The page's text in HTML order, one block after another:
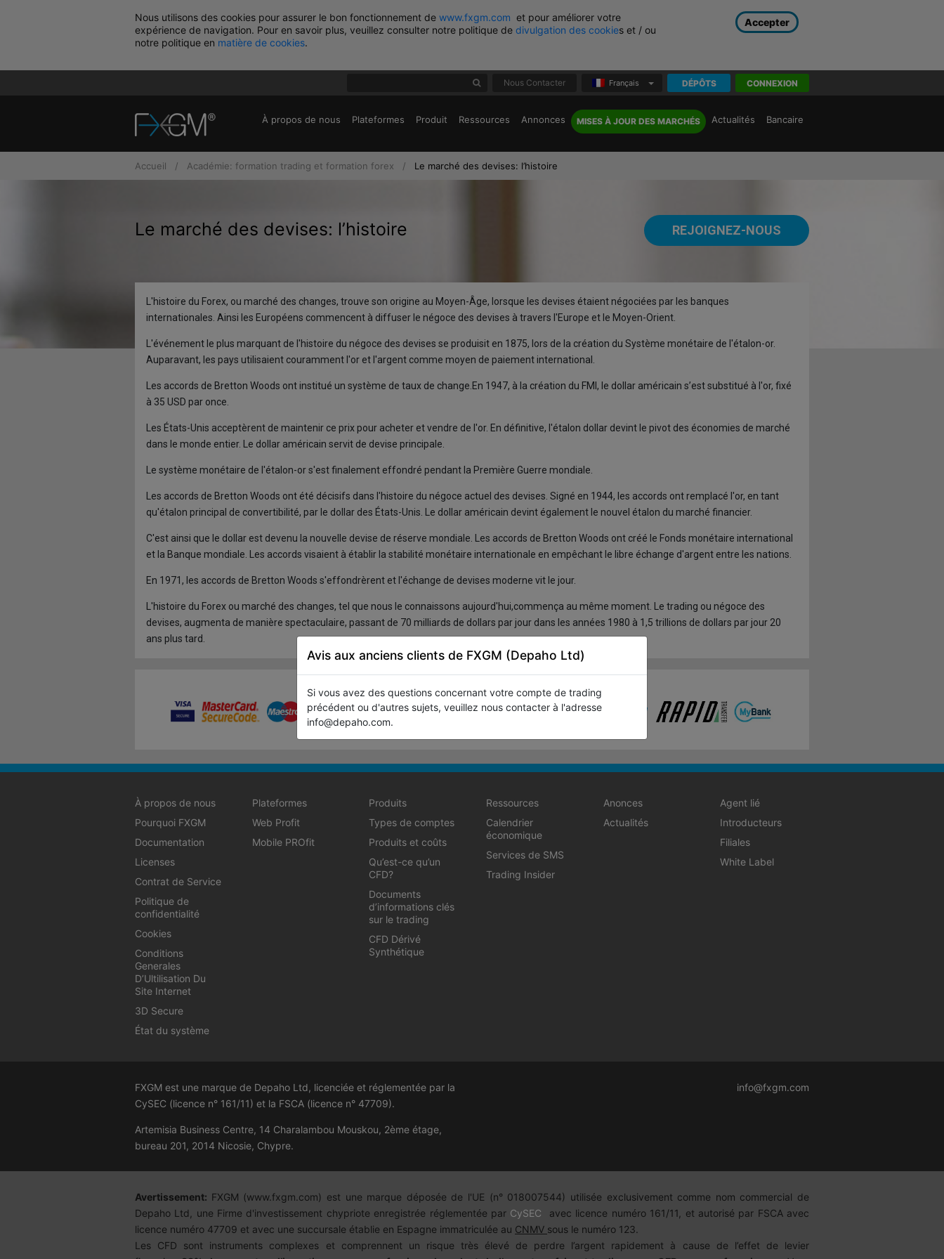
Avis aux anciens clients de FXGM (Depaho Ltd)
Si vous avez des questions concernant votre compte de trading
précédent ou d'autres sujets, veuillez nous contacter à l'adresse
info@depaho.com.
Nous utilisons des cookies pour assurer le bon fonctionnement de www.fxgm.com et pour améliorer votre
expérience de navigation. Pour en savoir plus, veuillez consulter notre politique de divulgation des cookies et / ou
notre politique en matière de cookies.
Accepter
Nous Contacter Français DÉPÔTS CONNEXION
À propos de nous Plateformes Produit Ressources Annonces MISES À JOUR DES MARCHÉS Actualités Bancaire
Accueil Académie: formation trading et formation forex Le marché des devises: l’histoire
Le marché des devises: l’histoire REJOIGNEZ-NOUS
L'histoire du Forex, ou marché des changes, trouve son origine au Moyen-Âge, lorsque les devises étaient négociées par les banques
internationales. Ainsi les Européens commencent à diffuser le négoce des devises à travers l'Europe et le Moyen-Orient.
L'événement le plus marquant de l'histoire du négoce des devises se produisit en 1875, lors de la création du Système monétaire de l'étalon-or.
Auparavant, les pays utilisaient couramment l'or et l'argent comme moyen de paiement international.
Les accords de Bretton Woods ont institué un système de taux de change.En 1947, à la création du FMI, le dollar américain s’est substitué à l'or, fixé
à 35 USD par once.
Les États-Unis acceptèrent de maintenir ce prix pour acheter et vendre de l'or. En définitive, l'étalon dollar devint le pivot des économies de marché
dans le monde entier. Le dollar américain servit de devise principale.
Le système monétaire de l'étalon-or s'est finalement effondré pendant la Première Guerre mondiale.
Les accords de Bretton Woods ont été décisifs dans l'histoire du négoce actuel des devises. Signé en 1944, les accords ont remplacé l'or, en tant
qu'étalon principal de convertibilité, par le dollar des États-Unis. Le dollar américain devint également le nouvel étalon du marché financier.
C'est ainsi que le dollar est devenu la nouvelle devise de réserve mondiale. Les accords de Bretton Woods ont créé le Fonds monétaire international
et la Banque mondiale. Les accords visaient à établir la stabilité monétaire internationale en empêchant le libre échange d'argent entre les nations.
En 1971, les accords de Bretton Woods s'effondrèrent et l'échange de devises moderne vit le jour.
L'histoire du Forex ou marché des changes, tel que nous le connaissons aujourd'hui,commença au même moment. Le trading ou négoce des
devises, augmenta de manière spectaculaire, passant de 70 milliards de dollars par jour dans les années 1980 à 1,5 trillions de dollars par jour 20
ans plus tard.
À propos de nous
Pourquoi FXGM
Documentation
Licenses
Contrat de Service
Politique de
confidentialité
Cookies
Conditions
Generales
D’Ultilisation Du
Site Internet
3D Secure
État du système
Plateformes
Web Profit
Mobile PROfit
Produits
Types de comptes
Produits et coûts
Qu’est-ce qu’un
CFD?
Documents
d’informations clés
sur le trading
CFD Dérivé
Synthétique
Ressources
Calendrier
économique
Services de SMS
Trading Insider
Anonces
Actualités
Agent lié
Introducteurs
Filiales
White Label
FXGM est une marque de Depaho Ltd, licenciée et réglementée par la
CySEC (licence n° 161/11) et la FSCA (licence n° 47709).
Artemisia Business Centre, 14 Charalambou Mouskou, 2ème étage,
bureau 201, 2014 Nicosie, Chypre.
info@fxgm.com
Avertissement: FXGM (www.fxgm.com) est une marque déposée de l'UE (n° 018007544) utilisée exclusivement comme nom commercial de
Depaho Ltd, une Firme d'investissement chypriote enregistrée réglementée par CySEC avec licence numéro 161/11, et autorisé par FSCA avec
licence numéro 47709 et avec une succursale établie en Espagne immatriculée au CNMV sous le numéro 123.
Les CFD sont instruments complexes et comprennent un risque très élevé de perdre l’argent rapidement à cause de l’effet de levier